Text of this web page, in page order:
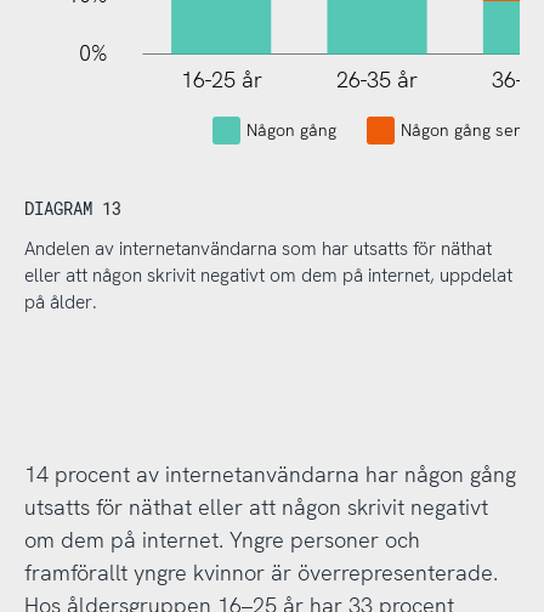
0%
16-25 år 26-35 år 36-
Någon gång Någon gång
DIAGRAM 13
Andelen av internetanvändarna som har utsatts för näthat
eller att någon skrivit negativt om dem på internet, uppdelat
på ålder.
14 procent av internetanvändarna har någon gång
utsatts för näthat eller att någon skrivit negativt
om dem på internet. Yngre personer och
framförallt yngre kvinnor är överrepresenterade.
Hos åldersgruppen 16–25 år har 33 procent